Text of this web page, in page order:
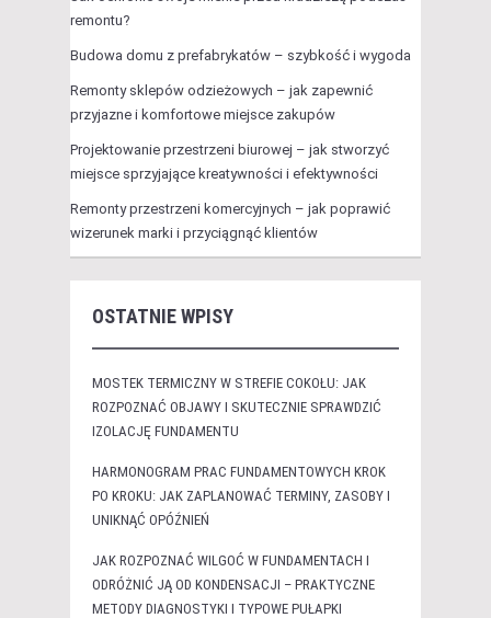
remontu?
Budowa domu z prefabrykatów – szybkość i wygoda
Remonty sklepów odzieżowych – jak zapewnić
przyjazne i komfortowe miejsce zakupów
Projektowanie przestrzeni biurowej – jak stworzyć
miejsce sprzyjające kreatywności i efektywności
Remonty przestrzeni komercyjnych – jak poprawić
wizerunek marki i przyciągnąć klientów
OSTATNIE WPISY
MOSTEK TERMICZNY W STREFIE COKOŁU: JAK
ROZPOZNAĆ OBJAWY I SKUTECZNIE SPRAWDZIĆ
IZOLACJĘ FUNDAMENTU
HARMONOGRAM PRAC FUNDAMENTOWYCH KROK
PO KROKU: JAK ZAPLANOWAĆ TERMINY, ZASOBY I
UNIKNĄĆ OPÓŹNIEŃ
JAK ROZPOZNAĆ WILGOĆ W FUNDAMENTACH I
ODRÓŻNIĆ JĄ OD KONDENSACJI – PRAKTYCZNE
METODY DIAGNOSTYKI I TYPOWE PUŁAPKI